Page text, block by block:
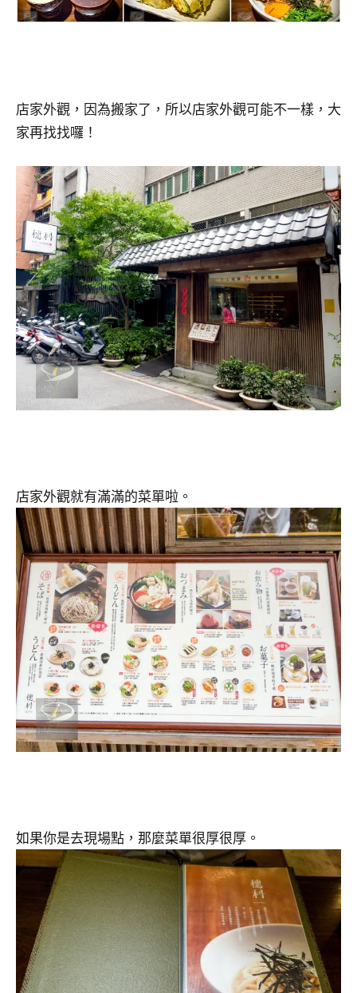
店家外觀，因為搬家了，所以店家外觀可能不一樣，大
家再找找囉！
店家外觀就有滿滿的菜單啦。
如果你是去現場點，那麼菜單很厚很厚。